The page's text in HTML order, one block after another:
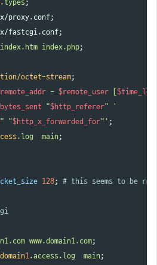
.types ;
proxy.conf;
fastcgi.conf;
index.htm index.php;
octet-stream;
- $remote_user [
"$http_referer"
'
" "$http_x_forwarded_for"' ;
.log main ;
128; # this seems to be
www.domain1.com;
1 .access.log main ;